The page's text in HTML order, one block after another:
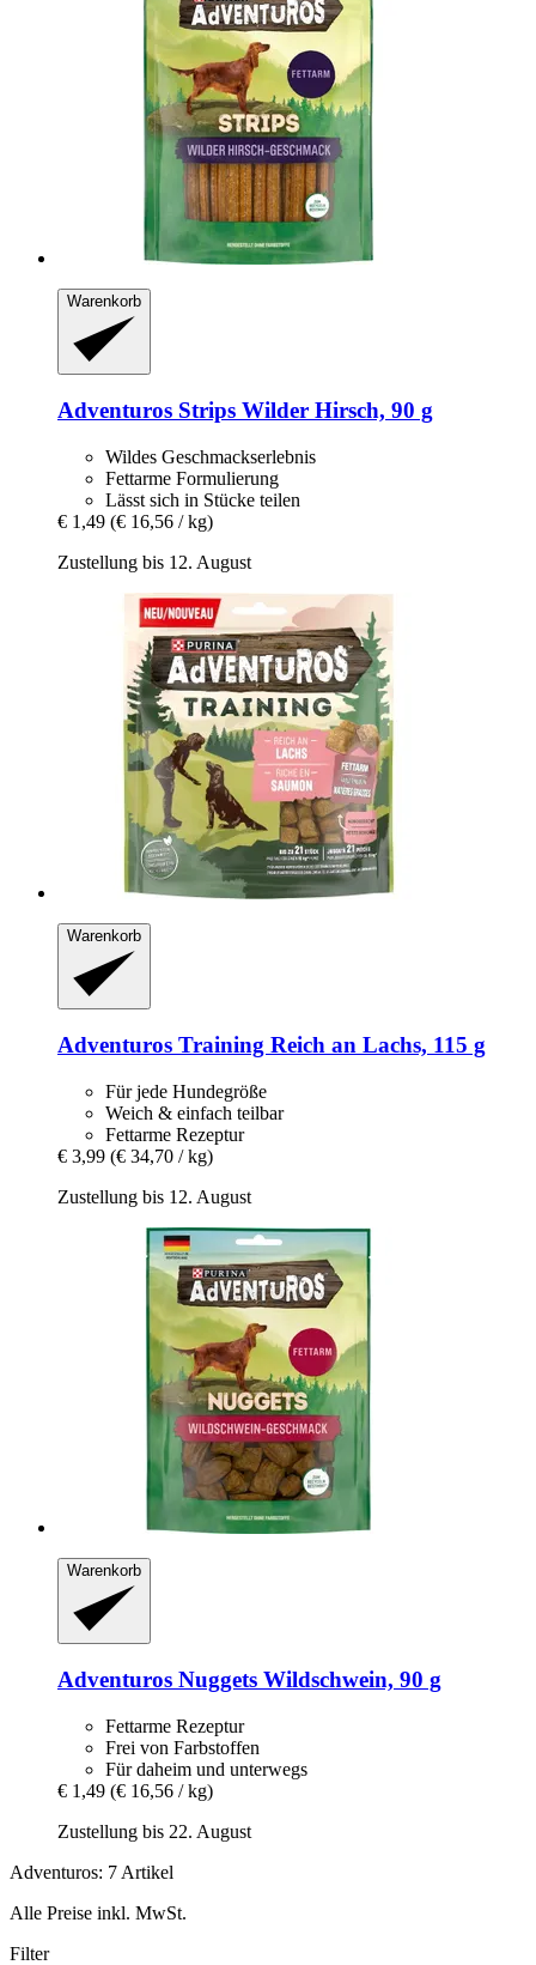
Warenkorb
Adventuros Strips Wilder Hirsch, 90 g
Wildes Geschmackserlebnis
Fettarme Formulierung
Lässt sich in Stücke teilen
€ 1,49 (€ 16,56 / kg)
Zustellung bis 12. August
Warenkorb
Adventuros Training Reich an Lachs, 115 g
Für jede Hundegröße
Weich & einfach teilbar
Fettarme Rezeptur
€ 3,99 (€ 34,70 / kg)
Zustellung bis 12. August
Warenkorb
Adventuros Nuggets Wildschwein, 90 g
Fettarme Rezeptur
Frei von Farbstoffen
Für daheim und unterwegs
€ 1,49 (€ 16,56 / kg)
Zustellung bis 22. August
Adventuros: 7 Artikel
Alle Preise inkl. MwSt.
Filter